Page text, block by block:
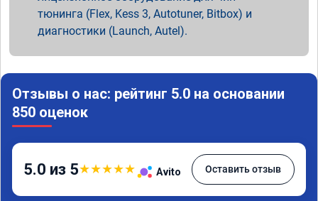
тюнинга (Flex, Kess 3, Autotuner, Bitbox) и
диагностики (Launch, Autel).
Отзывы о нас: рейтинг 5.0 на основании
850 оценок
5.0 из 5★★★★★ Avito Оставить отзыв